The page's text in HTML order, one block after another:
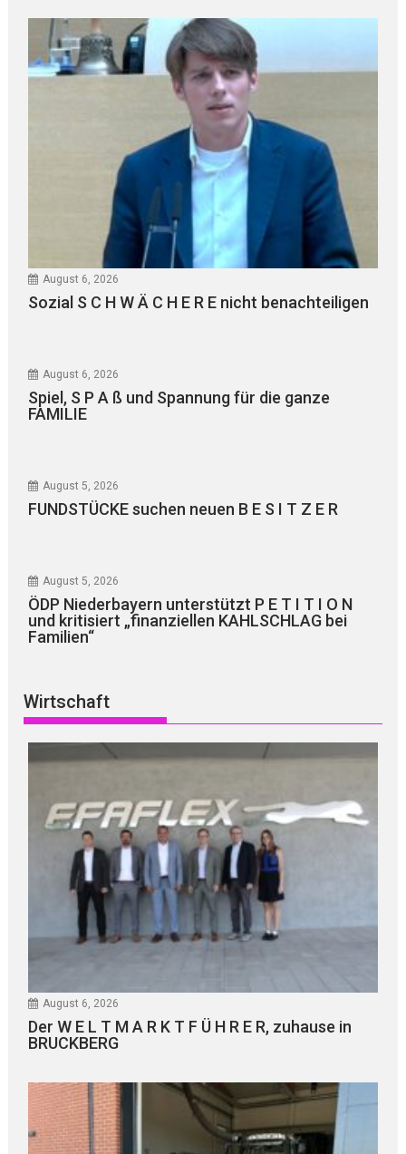
August 6, 2026
Sozial S C H W Ä C H E R E nicht benachteiligen
August 6, 2026
Spiel, S P A ß und Spannung für die ganze
FAMILIE
August 5, 2026
FUNDSTÜCKE suchen neuen B E S I T Z E R
August 5, 2026
ÖDP Niederbayern unterstützt P E T I T I O N
und kritisiert „finanziellen KAHLSCHLAG bei
Familien“
Wirtschaft
August 6, 2026
Der W E L T M A R K T F Ü H R E R, zuhause in
BRUCKBERG